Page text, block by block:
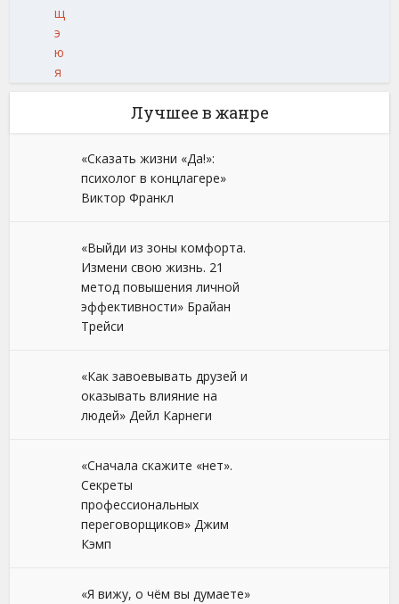
щ
э
ю
я
Лучшее в жанре
«Сказать жизни «Да!»:
психолог в концлагере»
Виктор Франкл
«Выйди из зоны комфорта.
Измени свою жизнь. 21
метод повышения личной
эффективности» Брайан
Трейси
«Как завоевывать друзей и
оказывать влияние на
людей» Дейл Карнеги
«Сначала скажите «нет».
Секреты
профессиональных
переговорщиков» Джим
Кэмп
«Я вижу, о чём вы думаете»